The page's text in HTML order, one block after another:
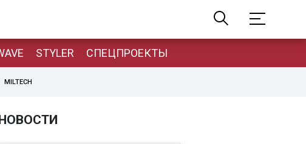
STYLER СПЕЦПРОЕКТЫ
MILTECH